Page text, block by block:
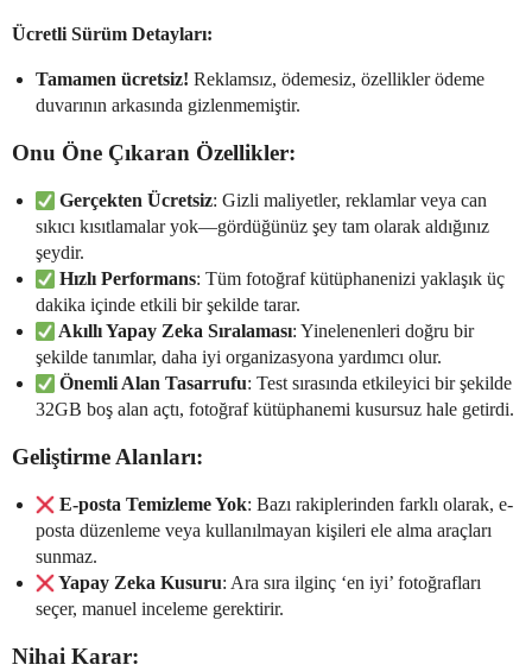
Ücretli Sürüm Detayları:
Tamamen ücretsiz! Reklamsız, ödemesiz, özellikler ödeme
duvarının arkasında gizlenmemiştir.
Onu Öne Çıkaran Özellikler:
Gerçekten Ücretsiz: Gizli maliyetler, reklamlar veya can
sıkıcı kısıtlamalar yok—gördüğünüz şey tam olarak aldığınız
şeydir.
Hızlı Performans: Tüm fotoğraf kütüphanenizi yaklaşık üç
dakika içinde etkili bir şekilde tarar.
Akıllı Yapay Zeka Sıralaması: Yinelenenleri doğru bir
şekilde tanımlar, daha iyi organizasyona yardımcı olur.
Önemli Alan Tasarrufu: Test sırasında etkileyici bir şekilde
32GB boş alan açtı, fotoğraf kütüphanemi kusursuz hale getirdi.
Geliştirme Alanları:
E-posta Temizleme Yok: Bazı rakiplerinden farklı olarak, e-
posta düzenleme veya kullanılmayan kişileri ele alma araçları
sunmaz.
Yapay Zeka Kusuru: Ara sıra ilginç ‘en iyi’ fotoğrafları
seçer, manuel inceleme gerektirir.
Nihai Karar: